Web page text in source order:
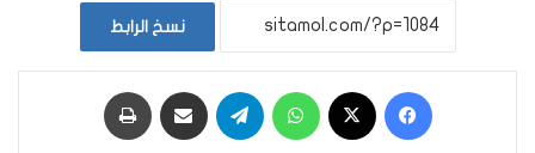
نسخ الرابط